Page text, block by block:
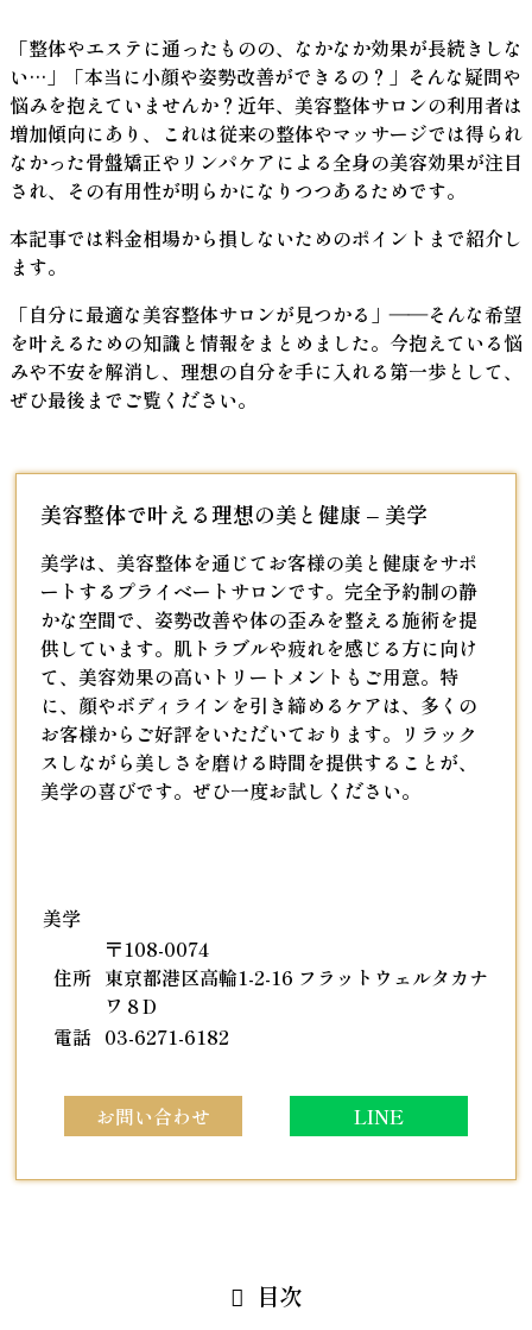
「整体やエステに通ったものの、なかなか効果が長続きしな
い…」「本当に小顔や姿勢改善ができるの？」そんな疑問や
悩みを抱えていませんか？近年、美容整体サロンの利用者は
増加傾向にあり、これは従来の整体やマッサージでは得られ
なかった骨盤矯正やリンパケアによる全身の美容効果が注目
され、その有用性が明らかになりつつあるためです。
本記事では料金相場から損しないためのポイント まで紹介し
ます。
「自分に最適な美容整体サロンが見つかる」――そんな希望
を叶えるための知識と情報をまとめました。今抱えている悩
みや不安を解消し、理想の自分を手に入れる第一歩として、
ぜひ最後までご覧ください。
美容整体で叶える理想の美と健康 – 美学
美学は、美容整体を通じてお客様の美と健康をサポ
ートするプライベートサロンです。完全予約制の静
かな空間で、姿勢改善や体の歪みを整える施術を提
供しています。肌トラブルや疲れを感じる方に向け
て、美容効果の高いトリートメントもご用意。特
に、顔やボディラインを引き締めるケアは、多くの
お客様からご好評をいただいております。リラック
スしながら美しさを磨ける時間を提供することが、
美学の喜びです。ぜひ一度お試しください。
美学
住所
〒108-0074
東京都港区高輪1-2-16 フラットウェルタカナ
ワ８D
電話 03-6271-6182
お問い合わせ LINE
目次